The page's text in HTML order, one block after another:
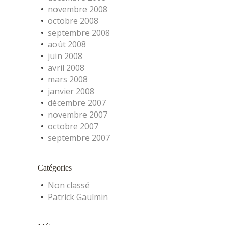
novembre 2008
octobre 2008
septembre 2008
août 2008
juin 2008
avril 2008
mars 2008
janvier 2008
décembre 2007
novembre 2007
octobre 2007
septembre 2007
Catégories
Non classé
Patrick Gaulmin